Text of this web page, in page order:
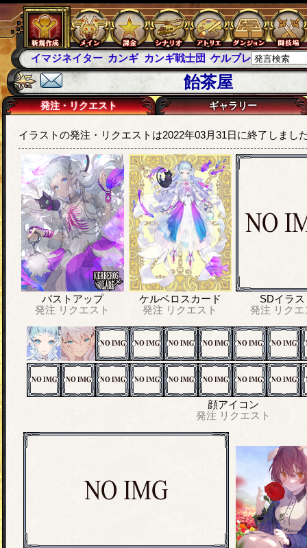
イマジネイター カンギ カンギ戦士団 ケルブレ ケルベロ
飴茶屋
発注・リクエスト ギャラリー
イラストの発注・リクエストは2022年03月31日に終了しまし
バストアップ
発注 リクエスト
ケルベロスカード
発注 リクエスト
SDイラス
発注 リク
顔アイコン
発注 リクエスト